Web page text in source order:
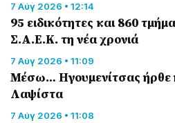
7 Αύγ 2026 • 12:14
95 ειδικότητες και 860
Σ.Α.Ε.Κ. τη νέα χρονιά
7 Αύγ 2026 • 11:09
Μέσω… Ηγουμενίτσας ήρθε
Λαψίστα
7 Αύγ 2026 • 11:08